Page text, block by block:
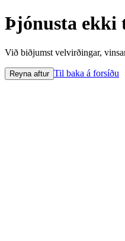
Þjónusta
Við biðjumst velvirðingar,
Reyna aftur Til baka á forsíðu